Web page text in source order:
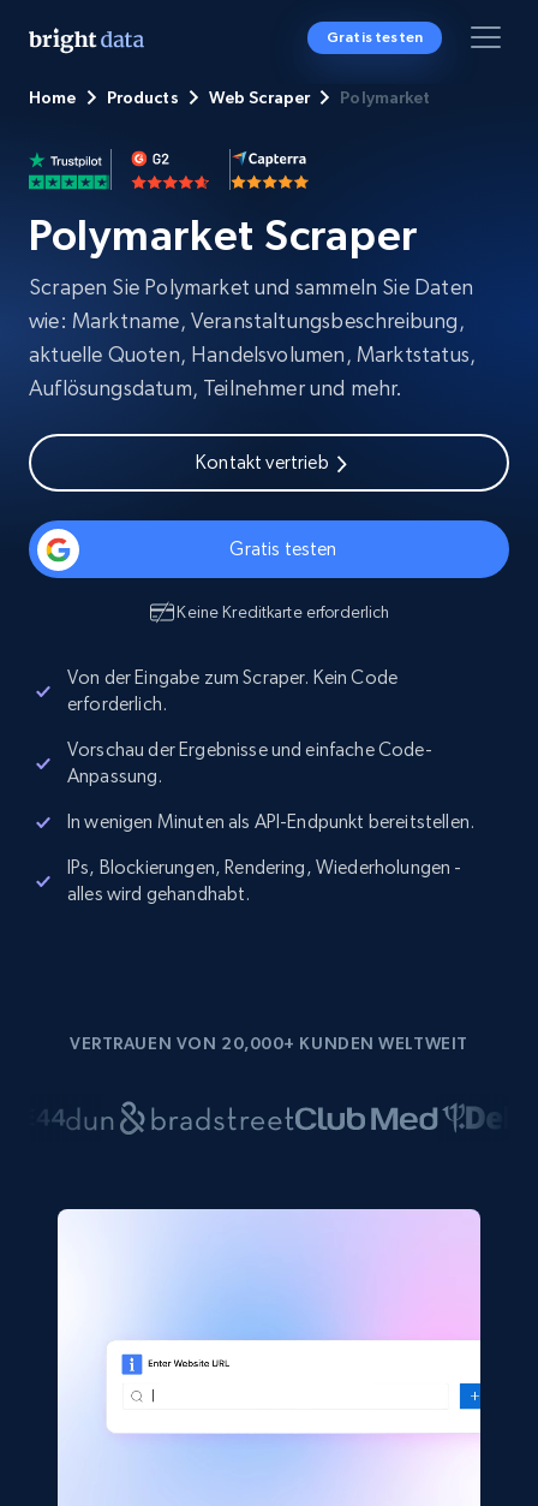
Gratis testen
Home Products Web Scraper Polymarket
Polymarket Scraper
Scrapen Sie Polymarket und sammeln Sie Daten
wie: Marktname, Veranstaltungsbeschreibung,
aktuelle Quoten, Handelsvolumen, Marktstatus,
Auflösungsdatum, Teilnehmer und mehr.
Kontakt vertrieb
Gratis testen
Keine Kreditkarte erforderlich
Von der Eingabe zum Scraper. Kein Code
erforderlich.
Vorschau der Ergebnisse und einfache Code-
Anpassung.
In wenigen Minuten als API-Endpunkt bereitstellen.
IPs, Blockierungen, Rendering, Wiederholungen -
alles wird gehandhabt.
VERTRAUEN VON 20,000+ KUNDEN WELTWEIT